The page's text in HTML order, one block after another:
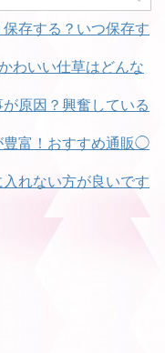
存する？いつ保存す
わいい仕草はどんな
原因？興奮している
豊富！おすすめ通販◯
れない方が良いです